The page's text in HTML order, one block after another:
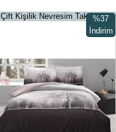
Çift Kişilik Nevresim Takımı%37
İndirim